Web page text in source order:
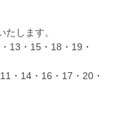
します。
13・15・18・19・
・14・16・17・20・